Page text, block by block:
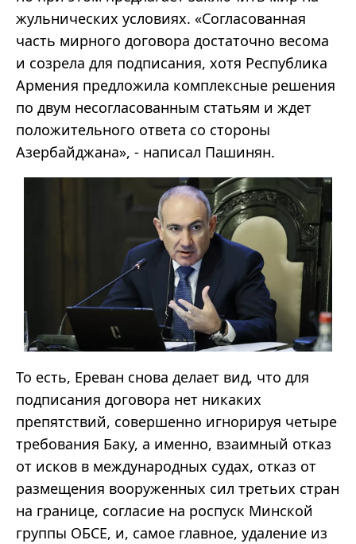
жульнических условиях. «Согласованная
часть мирного договора достаточно весома
и созрела для подписания, хотя Республика
Армения предложила комплексные решения
по двум несогласованным статьям и ждет
положительного ответа со стороны
Азербайджана», - написал Пашинян.
То есть, Ереван снова делает вид, что для
подписания договора нет никаких
препятствий, совершенно игнорируя четыре
требования Баку, а именно, взаимный отказ
от исков в международных судах, отказ от
размещения вооруженных сил третьих стран
на границе, согласие на роспуск Минской
группы ОБСЕ, и, самое главное, удаление из